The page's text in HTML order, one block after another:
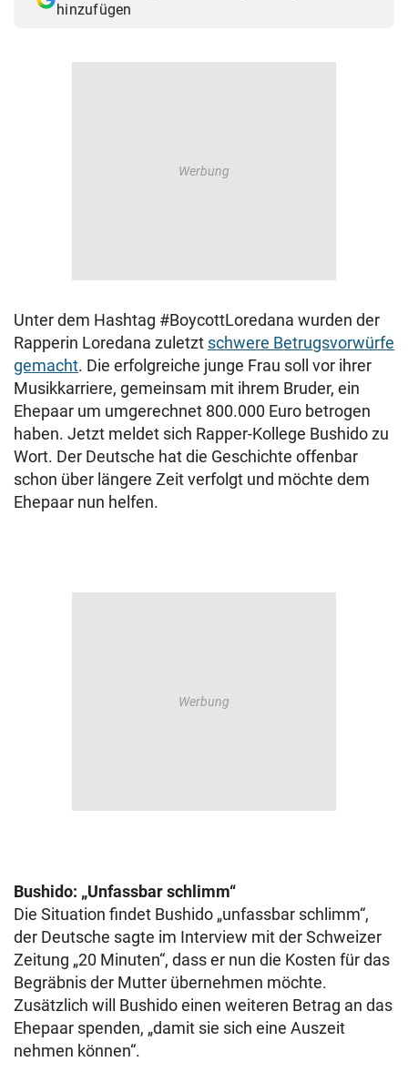
hinzufügen
Unter dem Hashtag #BoycottLoredana wurden der
Rapperin Loredana zuletzt schwere Betrugsvorwürfe
gemacht. Die erfolgreiche junge Frau soll vor ihrer
Musikkarriere, gemeinsam mit ihrem Bruder, ein
Ehepaar um umgerechnet 800.000 Euro betrogen
haben. Jetzt meldet sich Rapper-Kollege Bushido zu
Wort. Der Deutsche hat die Geschichte offenbar
schon über längere Zeit verfolgt und möchte dem
Ehepaar nun helfen.
Bushido: „Unfassbar schlimm“
Die Situation findet Bushido „unfassbar schlimm“,
der Deutsche sagte im Interview mit der Schweizer
Zeitung „20 Minuten“, dass er nun die Kosten für das
Begräbnis der Mutter übernehmen möchte.
Zusätzlich will Bushido einen weiteren Betrag an das
Ehepaar spenden, „damit sie sich eine Auszeit
nehmen können“.